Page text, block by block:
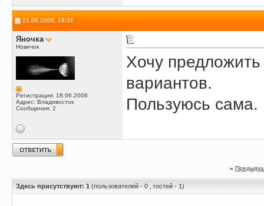
21.06.2006, 19:31
Яночка
Новичок
Регистрация: 18.06.2006
Адрес: Владивосток
Сообщения: 2
Хочу
вариантов.
Пользуюсь сама.
«
Здесь присутствуют: 1 (пользователей - 0 , гостей - 1)